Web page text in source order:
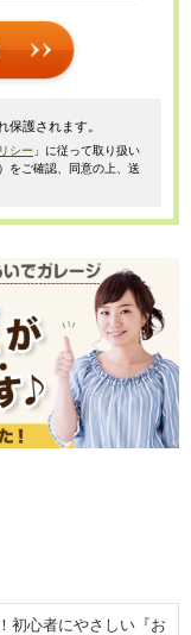
保護されます。
シー 」に従って取り扱い
をご確認、同意の上、送
初心者にやさしい『お